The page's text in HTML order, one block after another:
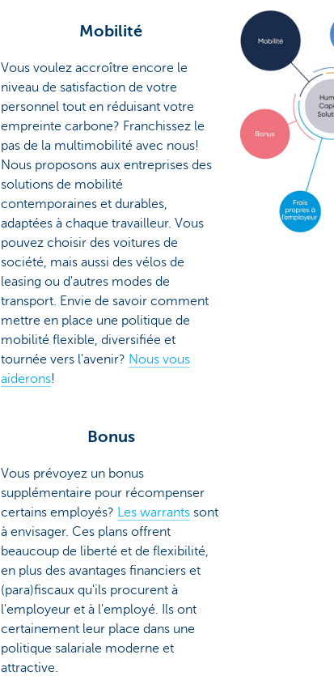
Mobilité
Vous voulez accroître encore le
niveau de satisfaction de votre
personnel tout en réduisant votre
empreinte carbone? Franchissez le
pas de la multimobilité avec nous!
Nous proposons aux entreprises des
solutions de mobilité
contemporaines et durables,
adaptées à chaque travailleur. Vous
pouvez choisir des voitures de
société, mais aussi des vélos de
leasing ou d'autres modes de
transport. Envie de savoir comment
mettre en place une politique de
mobilité flexible, diversifiée et
tournée vers l'avenir? Nous vous
aiderons!
Bonus
Vous prévoyez un bonus
supplémentaire pour récompenser
certains employés? Les warrants sont
à envisager. Ces plans offrent
beaucoup de liberté et de flexibilité,
en plus des avantages financiers et
(para)fiscaux qu'ils procurent à
l'employeur et à l'employé. Ils ont
certainement leur place dans une
politique salariale moderne et
attractive.